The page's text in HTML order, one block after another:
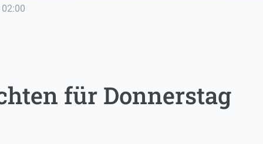
02:00
für Donnerstag